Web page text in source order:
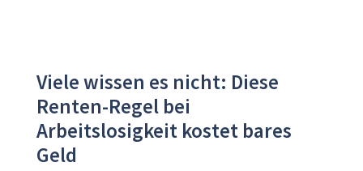
Viele wissen es nicht: Diese
Renten-Regel bei
Arbeitslosigkeit kostet bares
Geld